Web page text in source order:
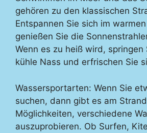
gehören zu den klassischen
Entspannen Sie sich im
genießen Sie die
Wenn es zu heiß wird, springen
kühle Nass und erfrischen Sie
Wassersportarten: Wenn Sie
suchen, dann gibt es am
Möglichkeiten, verschiedene
auszuprobieren. Ob Surfen,